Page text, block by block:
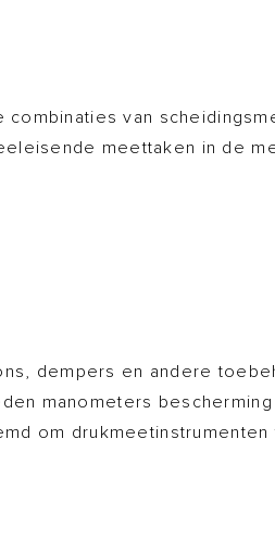
van
meettaken in de
dempers en andere
manometers bescherming
om drukmeetinstrumenten